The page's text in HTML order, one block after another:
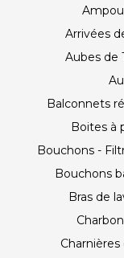
Arrivées
Aubes de
Balconnets
Boites à
Bouchons -
Bouchons
Bras de